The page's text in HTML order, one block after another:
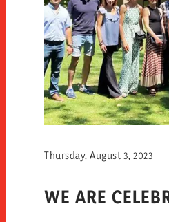
WE ARE
Thursday, August 3, 2023